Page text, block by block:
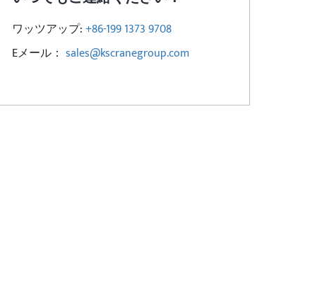
ワッツアップ:+86-199 1373 9708
Eメール： sales@kscranegroup.com